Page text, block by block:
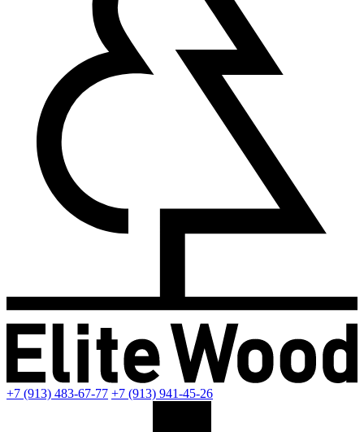
+7 (913) 483-67-77 +7 (913) 941-45-26